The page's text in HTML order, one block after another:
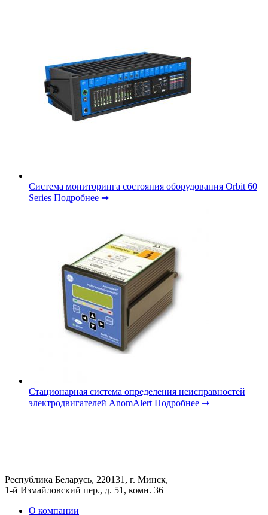
Система мониторинга состояния оборудования Orbit 60
Series Подробнее ➞
Стационарная система определения неисправностей
электродвигателей AnomAlert Подробнее ➞
Республика Беларусь, 220131, г. Минск,
1-й Измайловский пер., д. 51, комн. 36
О компании